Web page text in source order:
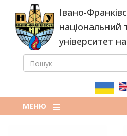
основного
вмісту
Івано-
національний
університет
ПОШУКОВА
ПОШУК
МЕНЮ